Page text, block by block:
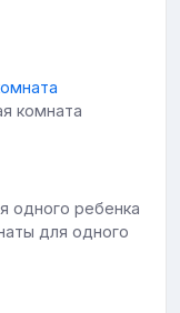
комната
для одного